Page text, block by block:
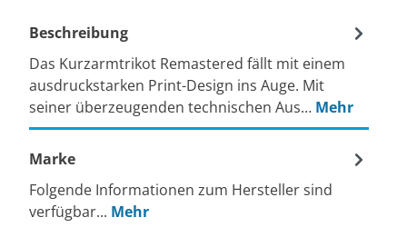
Beschreibung
Das Kurzarmtrikot Remastered fällt mit einem
ausdruckstarken Print-Design ins Auge. Mit
seiner überzeugenden technischen Aus… Mehr
Marke
Folgende Informationen zum Hersteller sind
verfügbar... Mehr